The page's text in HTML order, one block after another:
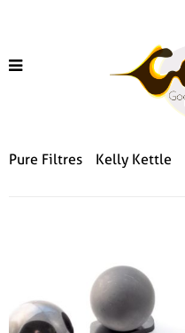
Pure Filtres Kelly Kettle